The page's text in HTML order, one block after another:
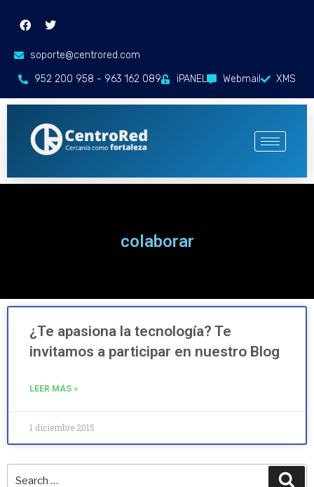
soporte@centrored.com
952 200 958 - 963 162 089
iPANEL Webmail XMS
colaborar
¿Te apasiona la tecnología? Te
invitamos a participar en nuestro Blog
LEER MÁS »
1 diciembre 2015